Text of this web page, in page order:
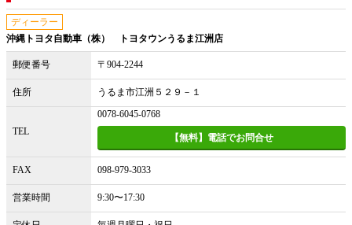
ディーラー
沖縄トヨタ自動車（株） トヨタウンうるま江洲店
郵便番号 〒904-2244
住所 うるま市江洲５２９－１
TEL
0078-6045-0768
【無料】電話でお問合せ
FAX 098-979-3033
営業時間 9:30〜17:30